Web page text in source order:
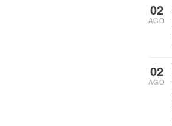
02
AGO
02
AGO